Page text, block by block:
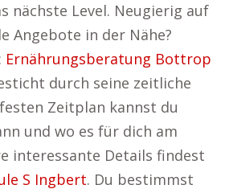
nächste Level. Neugierig auf
Angebote in der Nähe?
Ernährungsberatung Bottrop
durch seine zeitliche
Zeitplan kannst du
und wo es für dich am
interessante Details findest
S Ingbert. Du bestimmst